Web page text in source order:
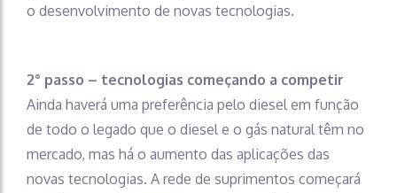
o desenvolvimento de novas tecnologias.
2° passo – tecnologias começando a competir
Ainda haverá uma preferência pelo diesel em função
de todo o legado que o diesel e o gás natural têm no
mercado, mas há o aumento das aplicações das
novas tecnologias. A rede de suprimentos começará